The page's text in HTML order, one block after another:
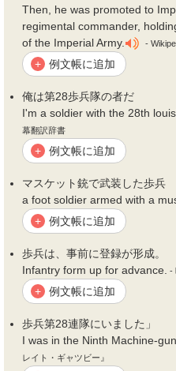
Then, he was promoted to
regimental commander,
of the Imperial Army.
-
+ 例文帳に追加
俺は第28歩兵隊の者だ
I'm a soldier with the 28th
幕翻訳辞書
+ 例文帳に追加
マスケット銃で武装した歩兵
a foot soldier armed with a
+ 例文帳に追加
歩兵は、事前に登録が形成。
Infantry form up for advance. -
+ 例文帳に追加
歩兵第28連隊にいました」
I was in the Ninth Machine-
レイト・ギャツビー』